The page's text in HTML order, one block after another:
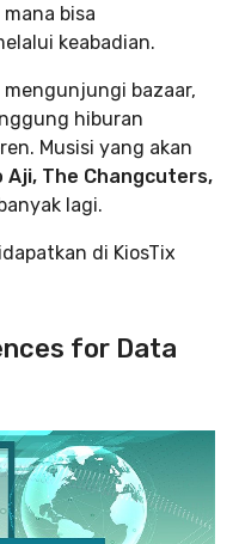
bisa
keabadian.
mengunjungi bazaar,
hiburan
Musisi yang akan
Aji, The Changcuters,
lagi.
di KiosTix
for Data